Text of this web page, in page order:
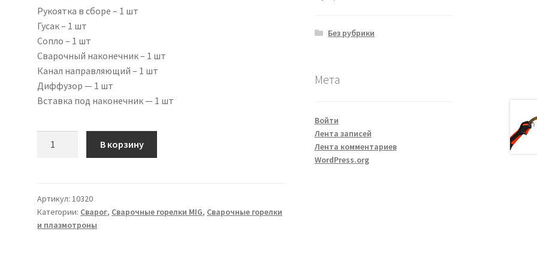
Рукоятка в сборе – 1 шт
Гусак – 1 шт
Сопло – 1 шт
Сварочный наконечник – 1 шт
Канал направляющий – 1 шт
Диффузор — 1 шт
Вставка под наконечник — 1 шт
PRO
MS
36,
В корзину
Артикул:10320
Категории: Сварог, Сварочные горелки MIG, Сварочные горелки
и плазмотроны
Без рубрики
Мета
Войти
Лента записей
Лента комментариев
WordPress.org